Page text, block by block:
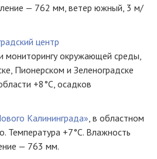
— 762 мм, ветер южный, 3 м/
центр
мониторингу окружающей среды,
Пионерском и Зеленоградске
+8°С, осадков
Калининграда» , в областном
Температура +7°C. Влажность
— 763 мм.